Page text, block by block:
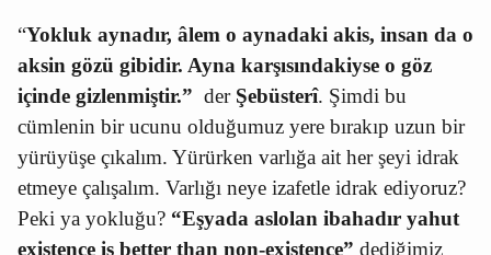
“Yokluk aynadır, âlem o aynadaki akis, insan da o
aksin gözü gibidir. Ayna karşısındakiyse o göz
içinde gizlenmiştir.” der Şebüsterî. Şimdi bu
cümlenin bir ucunu olduğumuz yere bırakıp uzun bir
yürüyüşe çıkalım. Yürürken varlığa ait her şeyi idrak
etmeye çalışalım. Varlığı neye izafetle idrak ediyoruz?
Peki ya yokluğu? “Eşyada aslolan ibahadır yahut
existence is better than non-existence” dediğimiz